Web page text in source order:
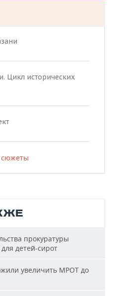
Цикл исторических
сюжеты
прокуратуры
детей-сирот
увеличить МРОТ до